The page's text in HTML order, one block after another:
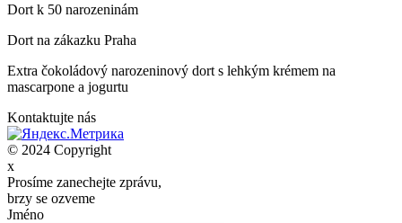
Dort k 50 narozeninám
Dort na zákazku Praha
Extra čokoládový narozeninový dort s lehkým krémem na
mascarpone a jogurtu
Kontaktujte nás
© 2024 Copyright
x
Prosíme zanechejte zprávu,
brzy se ozveme
Jméno